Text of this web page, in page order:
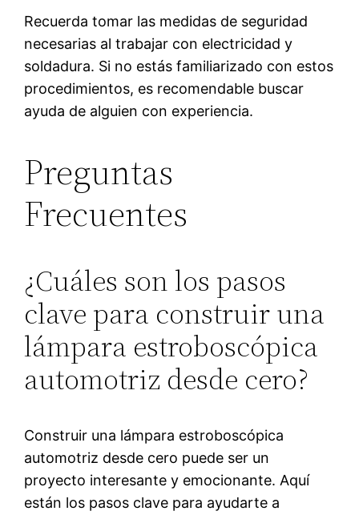
Recuerda tomar las medidas de seguridad
necesarias al trabajar con electricidad y
soldadura. Si no estás familiarizado con estos
procedimientos, es recomendable buscar
ayuda de alguien con experiencia.
Preguntas
Frecuentes
¿Cuáles son los pasos
clave para construir una
lámpara estroboscópica
automotriz desde cero?
Construir una lámpara estroboscópica
automotriz desde cero puede ser un
proyecto interesante y emocionante. Aquí
están los pasos clave para ayudarte a